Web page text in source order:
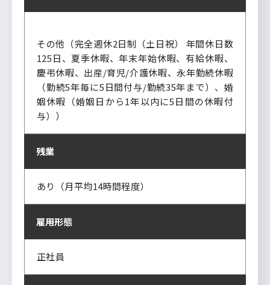
その他（完全週休2日制（土日祝） 年間休日数
125日、夏季休暇、年末年始休暇、有給休暇、
慶弔休暇、出産/育児/介護休暇、永年勤続休暇
（勤続5年毎に5日間付与/勤続35年まで）、婚
姻休暇（婚姻日から1年以内に5日間の休暇付
与））
残業
あり（月平均14時間程度）
雇用形態
正社員